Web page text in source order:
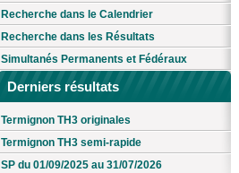
Recherche dans le Calendrier
Recherche dans les Résultats
Simultanés Permanents et Fédéraux
Derniers résultats
Termignon TH3 originales
Termignon TH3 semi-rapide
SP du 01/09/2025 au 31/07/2026